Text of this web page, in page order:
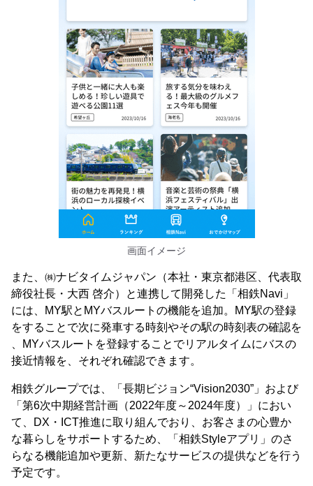
画面イメージ
また、㈱ナビタイムジャパン（本社・東京都港区、代表取
締役社長・大西 啓介）と連携して開発した「相鉄Navi」
には、MY駅とMYバスルートの機能を追加。MY駅の登録
をすることで次に発車する時刻やその駅の時刻表の確認を
、MYバスルートを登録することでリアルタイムにバスの
接近情報を、それぞれ確認できます。
相鉄グループでは、「長期ビジョン“Vision2030”」および
「第6次中期経営計画（2022年度～2024年度）」におい
て、DX・ICT推進に取り組んでおり、お客さまの心豊か
な暮らしをサポートするため、「相鉄Styleアプリ」のさ
らなる機能追加や更新、新たなサービスの提供などを行う
予定です。